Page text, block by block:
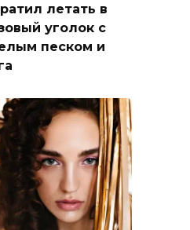
летать в
уголок с
песком и